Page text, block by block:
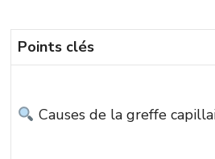
Points clés
Causes de la greffe